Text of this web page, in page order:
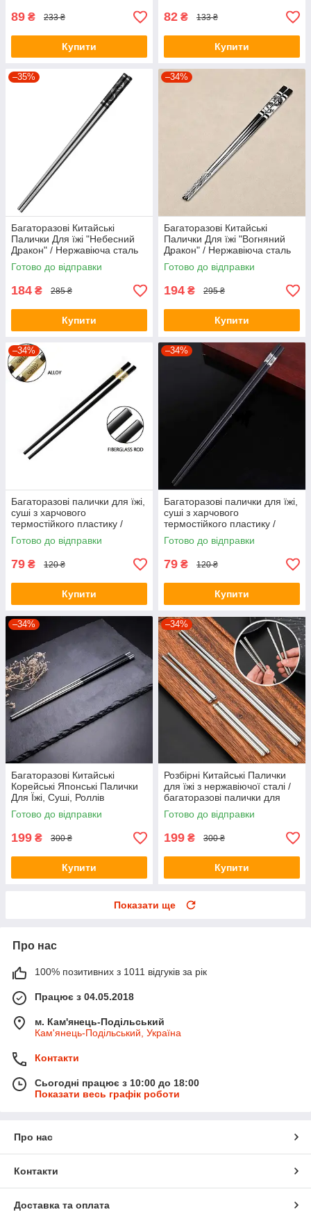
89 ₴ 233 ₴
Купити
82 ₴ 133 ₴
Купити
–35%
Багаторазові Китайські
Палички Для їжі "Небесний
Дракон" / Нержавіюча сталь
316L / 1 пара
Готово до відправки
184 ₴ 285 ₴
Купити
–34%
Багаторазові Китайські
Палички Для їжі "Вогняний
Дракон" / Нержавіюча сталь
304L / 1 пара
Готово до відправки
194 ₴ 295 ₴
Купити
–34%
Багаторазові палички для їжі,
суші з харчового
термостійкого пластику /
Золото
Готово до відправки
79 ₴ 120 ₴
Купити
–34%
Багаторазові палички для їжі,
суші з харчового
термостійкого пластику /
Срібло
Готово до відправки
79 ₴ 120 ₴
Купити
–34%
Багаторазові Китайські
Корейські Японські Палички
Для Їжі, Суші, Роллів
нержавіюча сталь 304, Чорні
Готово до відправки
199 ₴ 300 ₴
Купити
–34%
Розбірні Китайські Палички
для їжі з нержавіючої сталі /
багаторазові палички для
суші / 1 пара
Готово до відправки
199 ₴ 300 ₴
Купити
Показати ще
Про нас
100% позитивних з 1011 відгуків за рік
Працює з 04.05.2018
м. Кам'янець-Подільський
Кам'янець-Подільський, Україна
Контакти
Сьогодні працює з 10:00 до 18:00
Показати весь графік роботи
Про нас
Контакти
Доставка та оплата